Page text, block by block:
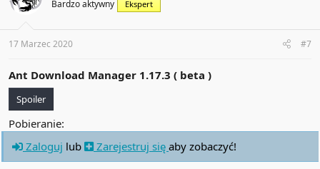
o
s
:
Bardzo aktywny Ekspert
17 Marzec 2020 #7
Ant Download Manager 1.17.3 ( beta )
Spoiler
Pobieranie:
Zaloguj lub Zarejestruj się aby zobaczyć!